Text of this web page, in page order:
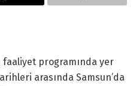
faaliyet programında yer
arasında Samsun’da